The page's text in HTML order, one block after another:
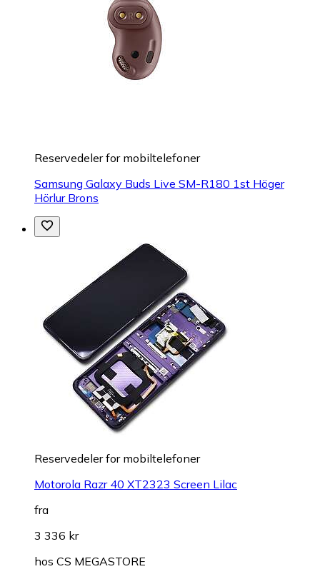
Reservedeler for mobiltelefoner
Samsung Galaxy Buds Live SM-R180 1st Höger
Hörlur Brons
Reservedeler for mobiltelefoner
Motorola Razr 40 XT2323 Screen Lilac
fra
3 336 kr
hos CS MEGASTORE